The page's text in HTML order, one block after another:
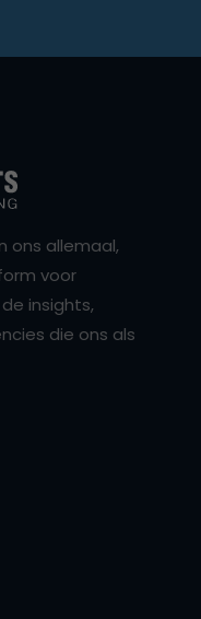
ons allemaal,
voor
insights,
die ons als